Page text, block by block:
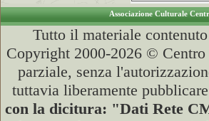
Associazione Culturale
Tutto il materiale
Copyright 2000-2026 ©
parziale, senza
tuttavia liberamente
con la dicitura: "Dati Rete